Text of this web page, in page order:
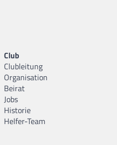
Club
Clubleitung
Organisation
Beirat
Jobs
Historie
Helfer-Team